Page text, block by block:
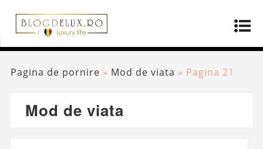
Pagina de pornire » Mod de viata » Pagina 21
Mod de viata